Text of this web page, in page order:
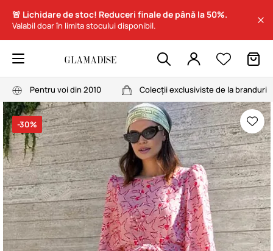
🚨 Lichidare de stoc! Reduceri finale de până la 50%.
Valabil doar în limita stocului disponibil.
Pentru voi din 2010 Colecții exclusiviste de la branduri
-30%